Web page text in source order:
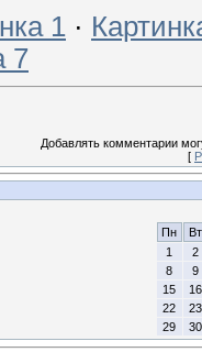
1 ·
7
Добавлять комментарии
[
Пн
Вт
1
2
8
9
15
16
22
23
29
30